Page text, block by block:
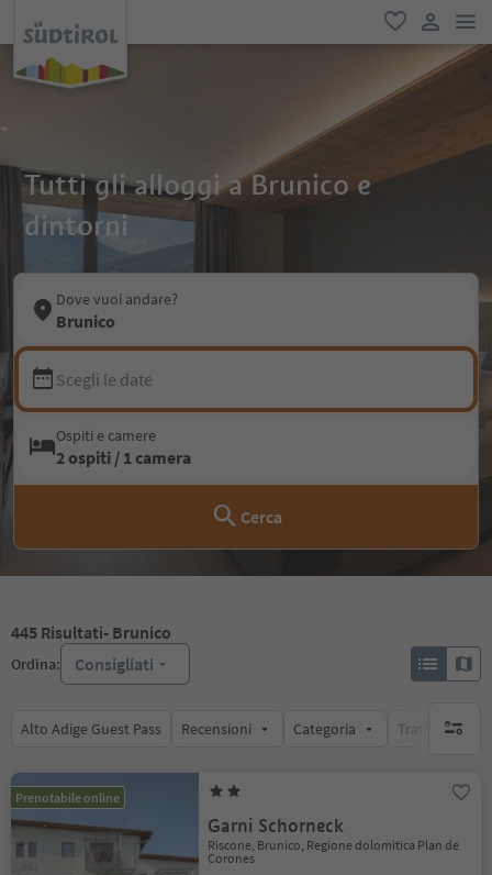
favoriti
user link
Tutti gli alloggi a Brunico e
dintorni
Dove vuoi andare?
Brunico
Scegli le date
Ospiti e camere
2 ospiti / 1 camera
Cerca
445 Risultati- Brunico
Ordina: Consigliati
Alto Adige Guest Pass Recensioni Categoria Trattamento
Prenotabile online
Garni Schorneck
Riscone, Brunico, Regione dolomitica Plan de
Corones